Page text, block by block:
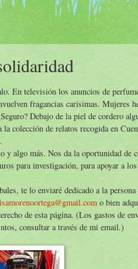
En televisión los anuncios de
fragancias carísimas. Mujeres
Debajo de la piel de cordero
colección de relatos recogida en
y algo más. Nos da la oportunidad de
para investigación, para apoyar a
te lo enviaré dedicado a la
@gmail.com o bien
de esta página. (Los gastos de
consultar a través de mi email.)